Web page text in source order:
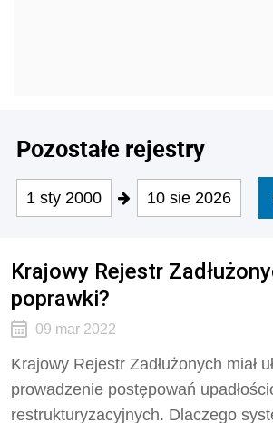
Pozostałe rejestry
1 sty 2000 10 sie 2026
Krajowy Rejestr
poprawki?
09 mar 2022
Krajowy Rejestr Zadłużonych miał
prowadzenie postępowań
restrukturyzacyjnych. Dlaczego